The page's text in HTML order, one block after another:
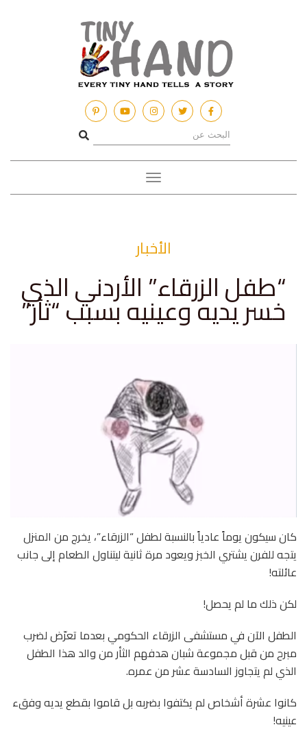
Toggle
navigation
الأخبار
“طفل الزرقاء” الأردني الذي
خسر يديه وعينيه بسبب “ثأر”
كان سيكون يوماً عادياً بالنسبة لطفل “الزرقاء”، يخرج من المنزل
يتجه للفرن يشتري الخبز ويعود مرة ثانية ليتناول الطعام إلى جانب
عائلته!
لكن ذلك ما لم يحصل!
الطفل الآن في مستشفى الزرقاء الحكومي بعدما تعرّض لضرب
مبرح من قبل مجموعة شبان هدفهم الثأر من والد هذا الطفل
الذي لم يتجاوز السادسة عشر من عمره.
كانوا عشرة أشخاص لم يكتفوا بضربه بل قاموا بقطع يديه وفقء
عينيه!